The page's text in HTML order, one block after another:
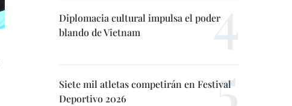
Diplomacia cultural impulsa el poder
blando de Vietnam
Siete mil atletas competirán en Festival
Deportivo 2026